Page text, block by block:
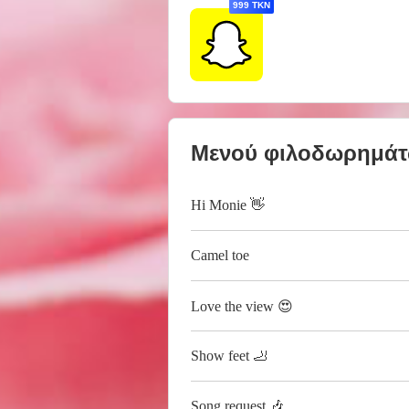
999 TKN
Μενού
Hi Monie 👋
Camel toe
Love the view 😍
Show feet 🦶